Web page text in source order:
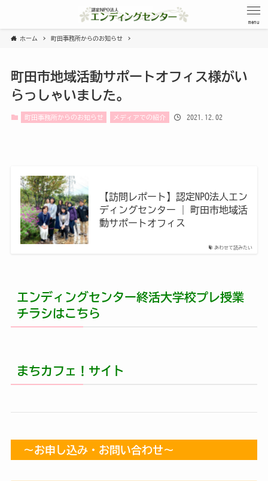
menu
ホーム 町田事務所からのお知らせ
町田市地域活動サポートオフィス様がい
らっしゃいました。
町田事務所からのお知らせ メディアでの紹介 2021.12.02
あわせて読みたい
【訪問レポート】認定NPO法人エン
ディングセンター | 町田市地域活
動サポートオフィス
エンディングセンター終活大学校プレ授業
チラシはこちら
まちカフェ！サイト
～お申し込み・お問い合わせ～